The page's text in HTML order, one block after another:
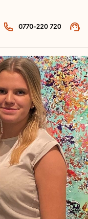
0770-220 720